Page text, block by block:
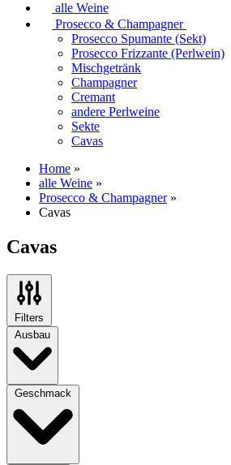
alle Weine
Prosecco & Champagner
Prosecco Spumante (Sekt)
Prosecco Frizzante (Perlwein)
Mischgetränk
Champagner
Cremant
andere Perlweine
Sekte
Cavas
Home »
alle Weine »
Prosecco & Champagner »
Cavas
Cavas
Filters
Ausbau
Geschmack